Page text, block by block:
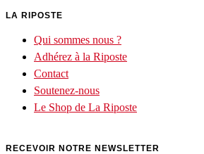
LA RIPOSTE
Qui sommes nous ?
Adhérez à la Riposte
Contact
Soutenez-nous
Le Shop de La Riposte
RECEVOIR NOTRE NEWSLETTER